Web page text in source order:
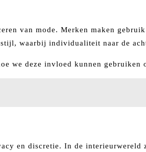
van mode. Merken maken
waarbij individualiteit naar de
we deze invloed kunnen gebruiken
en discretie. In de interieurwereld